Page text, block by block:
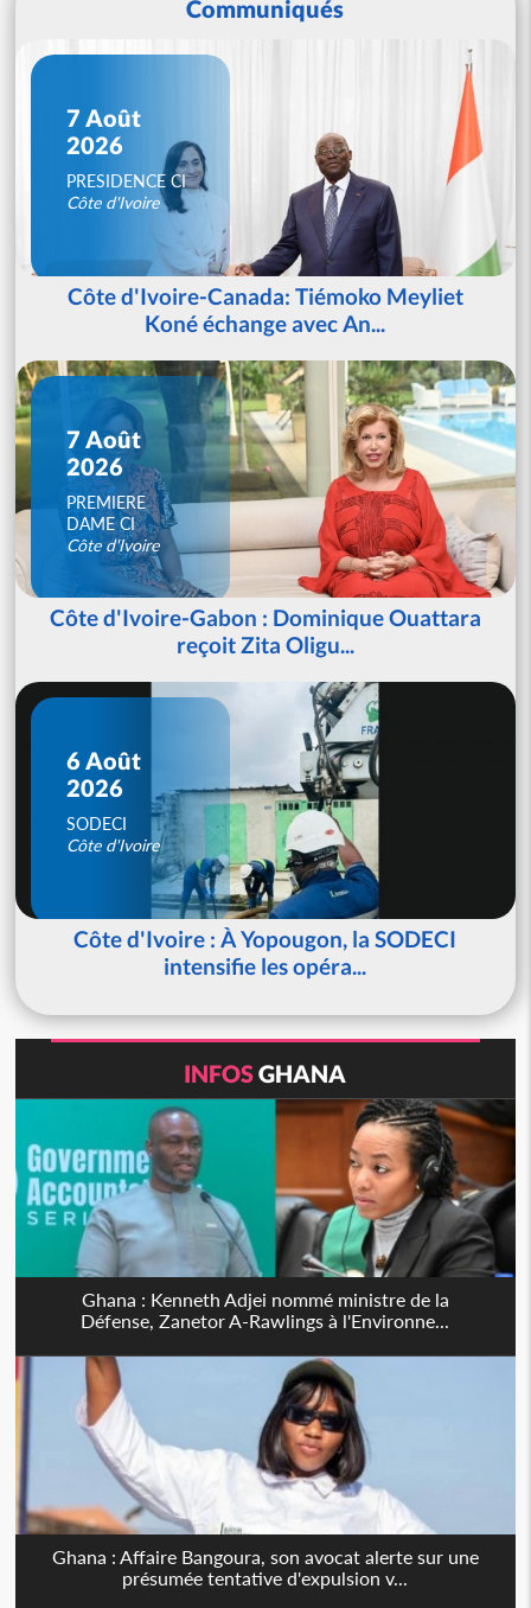
Communiqués
7 Août
2026
PRESIDENCE CI
Côte d'Ivoire
Côte d'Ivoire-Canada: Tiémoko Meyliet
Koné échange avec An...
7 Août
2026
PREMIERE
DAME CI
Côte d'Ivoire
Côte d'Ivoire-Gabon : Dominique Ouattara
reçoit Zita Oligu...
6 Août
2026
SODECI
Côte d'Ivoire
Côte d'Ivoire : À Yopougon, la SODECI
intensifie les opéra...
INFOSGHANA
Ghana : Kenneth Adjei nommé ministre de la
Défense, Zanetor A-Rawlings à l'Environne...
Ghana : Affaire Bangoura, son avocat alerte sur une
présumée tentative d'expulsion v...